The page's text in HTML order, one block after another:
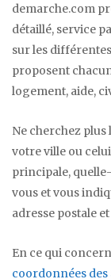
demarche.com
détaillé, service
sur les
proposent
logement, aide,
Ne cherchez plus
votre ville ou
principale,
vous et vous
adresse postale
En ce qui
coordonnées